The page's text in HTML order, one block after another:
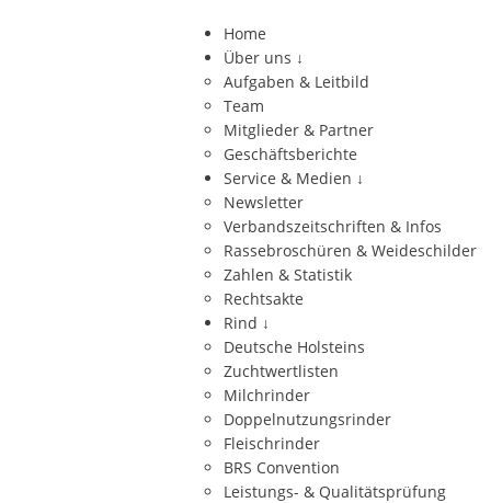
Home
Über uns ↓
Aufgaben & Leitbild
Team
Mitglieder & Partner
Geschäftsberichte
Service & Medien ↓
Newsletter
Verbandszeitschriften & Infos
Rassebroschüren & Weideschilder
Zahlen & Statistik
Rechtsakte
Rind ↓
Deutsche Holsteins
Zuchtwertlisten
Milchrinder
Doppelnutzungsrinder
Fleischrinder
BRS Convention
Leistungs- & Qualitätsprüfung